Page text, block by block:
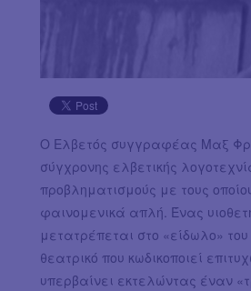
Ο Ελβετός συγγραφέας Μαξ
σύγχρονης ελβετικής
προβληματισμούς με τους
φαινομενικά απλή. Ένας
μετατρέπεται στο «είδωλο»
θεατρικό που κωδικοποιεί
υπερβαίνει εκτελώντας έναν